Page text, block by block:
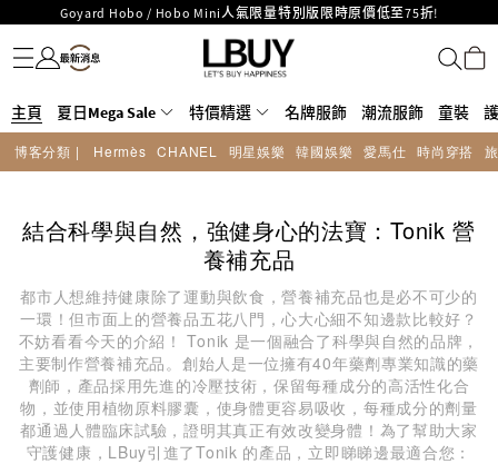
LBuy呈獻 - Hermès 及 Chanel 手袋及首飾原價低至6折，立即入手!
LBuy Nintendo Switch / Nintendo Switch 2 正規商品零售店登陸MOKO 4樓
426號舖！
MOKO 1樓175號鋪旗艦店特設名牌Hermès、CHANEL及LV專區！
購物滿HKD500即享免運費！
LBuy獲香港知識產權署頒發2026《正版正貨承諾》商標
LBuy MEGA SALE 精選名牌手袋及小皮具低至6折
名牌服飾
潮流服飾
童裝
護膚美妝
香水香薰
個人護理
母嬰護理
遊戲及精品玩具
文儀用品
家居生活
電子產品
美食
醫藥保健
運動與戶外用品
主頁 夏日Mega Sale 特價精選 名牌服飾 潮流服飾 童裝
博客分類 | Hermès CHANEL 明星娛樂 韓國娛樂 愛馬仕 時尚穿搭
結合科學與自然，強健身心的法寶：Tonik 營
養補充品
都市人想維持健康除了運動與飲食，營養補充品也是必不可少的
一環！但市面上的營養品五花八門，心大心細不知邊款比較好？
不妨看看今天的介紹！ Tonik 是一個融合了科學與自然的品牌，
主要制作營養補充品。創始人是一位擁有40年藥劑專業知識的藥
劑師，產品採用先進的冷壓技術，保留每種成分的高活性化合
物，並使用植物原料膠囊，使身體更容易吸收，每種成分的劑量
都通過人體臨床試驗，證明其真正有效改變身體！為了幫助大家
守護健康，LBuy引進了Tonik 的產品，立即睇睇邊最適合您：